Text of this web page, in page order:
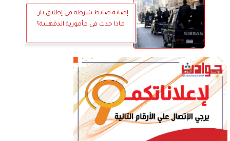
إصابة ضابط شرطة فى إطلاق نار ..
ماذا حدث فى مأمورية الدقهلية؟